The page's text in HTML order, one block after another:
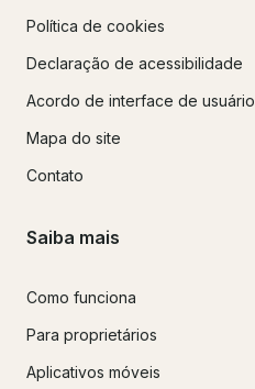
Política de cookies
Declaração de acessibilidade
Acordo de interface de usuário
Mapa do site
Contato
Saiba mais
Como funciona
Para proprietários
Aplicativos móveis